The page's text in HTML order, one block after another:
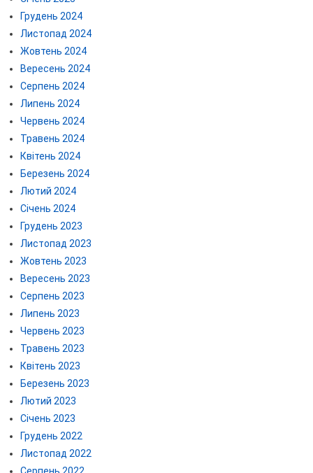
Грудень 2024
Листопад 2024
Жовтень 2024
Вересень 2024
Серпень 2024
Липень 2024
Червень 2024
Травень 2024
Квітень 2024
Березень 2024
Лютий 2024
Січень 2024
Грудень 2023
Листопад 2023
Жовтень 2023
Вересень 2023
Серпень 2023
Липень 2023
Червень 2023
Травень 2023
Квітень 2023
Березень 2023
Лютий 2023
Січень 2023
Грудень 2022
Листопад 2022